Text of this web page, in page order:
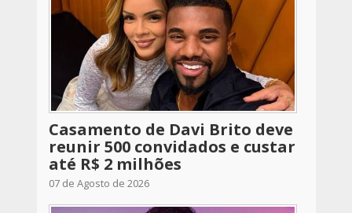
Casamento de Davi Brito deve
reunir 500 convidados e custar
até R$ 2 milhões
07 de Agosto de 2026